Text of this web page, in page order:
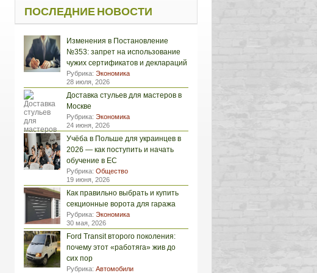
ПОСЛЕДНИЕ НОВОСТИ
Изменения в Постановление
№353: запрет на использование
чужих сертификатов и деклараций
Рубрика: Экономика
28 июля, 2026
Доставка стульев для мастеров в
Москве
Рубрика: Экономика
24 июня, 2026
Учёба в Польше для украинцев в
2026 — как поступить и начать
обучение в ЕС
Рубрика: Общество
19 июня, 2026
Как правильно выбрать и купить
секционные ворота для гаража
Рубрика: Экономика
30 мая, 2026
Ford Transit второго поколения:
почему этот «работяга» жив до
сих пор
Рубрика: Автомобили